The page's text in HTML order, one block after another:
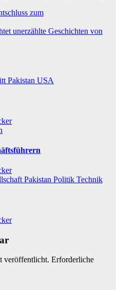
zum
unerzählte Geschichten von
Pakistan USA
Pakistan Politik Technik
veröffentlicht. Erforderliche